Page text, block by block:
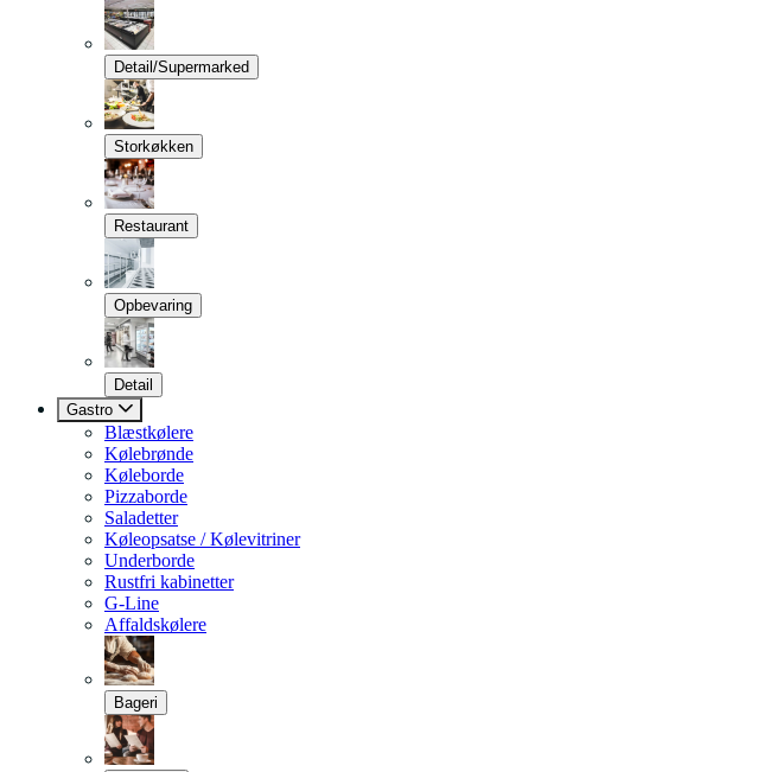
Detail/Supermarked
Storkøkken
Restaurant
Opbevaring
Detail
Gastro
Blæstkølere
Kølebrønde
Køleborde
Pizzaborde
Saladetter
Køleopsatse / Kølevitriner
Underborde
Rustfri kabinetter
G-Line
Affaldskølere
Bageri